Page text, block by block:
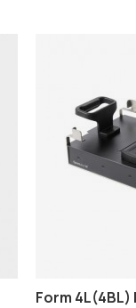
Form